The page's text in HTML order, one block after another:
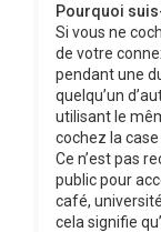
Pourquoi
Si vous ne
de votre
pendant une
quelqu’un
utilisant le
cochez la case
Ce n’est pas
public pour
café,
cela signifie